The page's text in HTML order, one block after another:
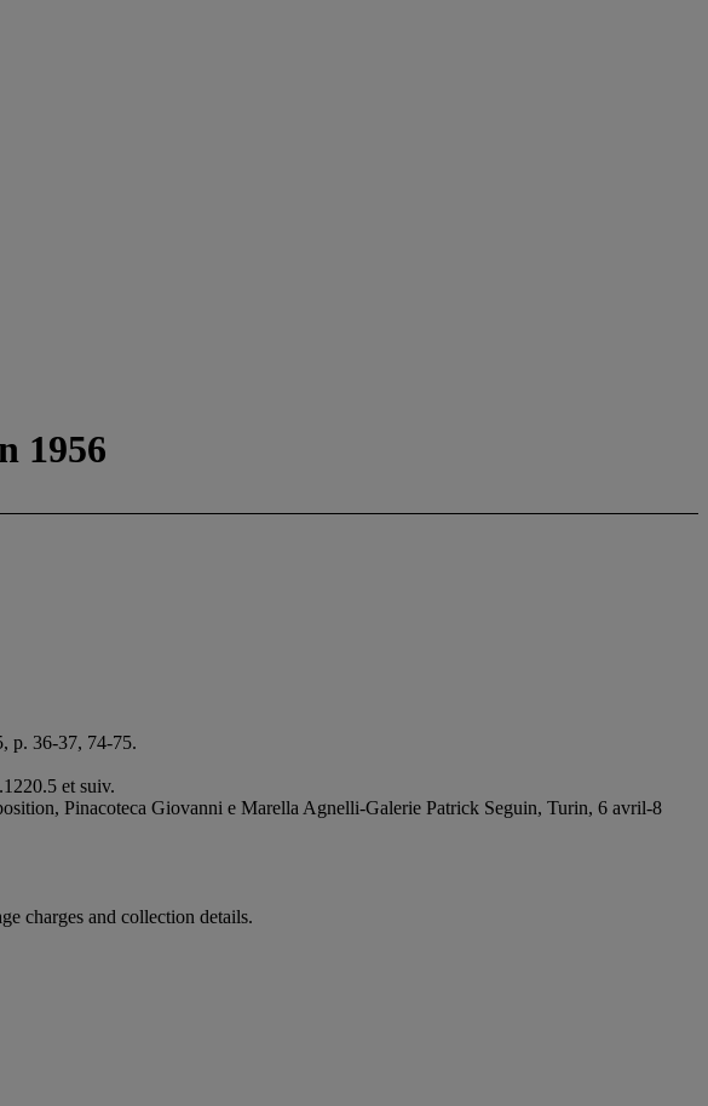
1956
p. 36-37, 74-75.
et suiv.
Pinacoteca Giovanni e Marella Agnelli-Galerie Patrick Seguin, Turin, 6 avril-8
charges and collection details.